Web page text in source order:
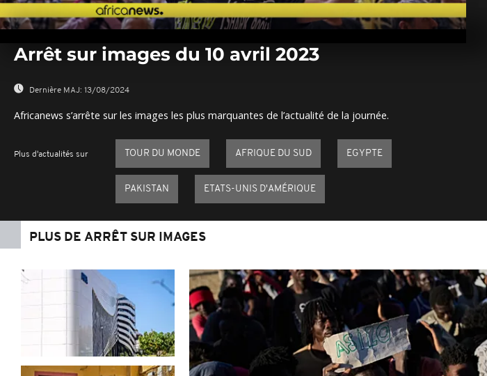
seconds
0%
Arrêt sur images du 10 avril 2023
Dernière MAJ: 13/08/2024
Africanews s’arrête sur les images les plus marquantes de l’actualité de la journée.
Plus d'actualités sur TOUR DU MONDE AFRIQUE DU SUD EGYPTE
PAKISTAN ETATS-UNIS D'AMÉRIQUE
PLUS DE ARRÊT SUR IMAGES